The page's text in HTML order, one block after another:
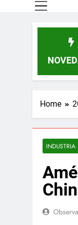
Home
INDUSTRIA